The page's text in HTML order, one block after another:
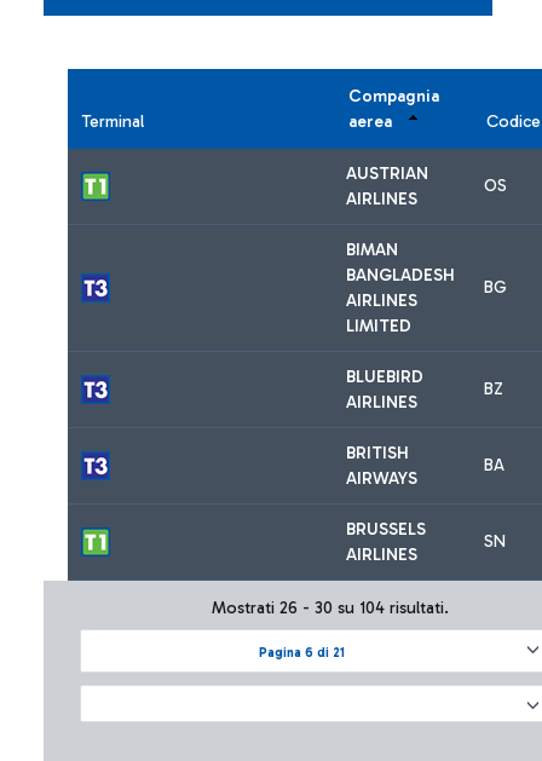
Terminal
Compagnia
aerea
Codice
AUSTRIAN
AIRLINES
OS
BIMAN
BANGLADESH
AIRLINES
LIMITED
BG
BLUEBIRD
AIRLINES
BZ
BRITISH
AIRWAYS
BA
BRUSSELS
AIRLINES
SN
Pagina 6 di 21
Mostrati 26 - 30 su 104 risultati.